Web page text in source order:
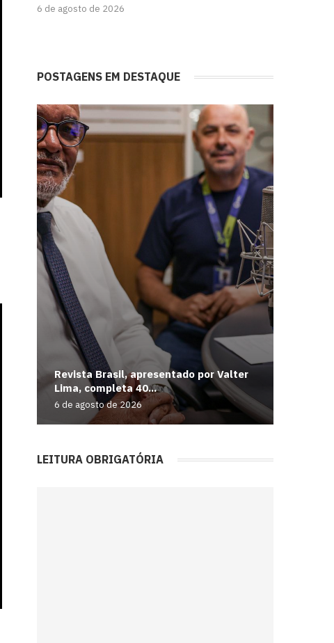
6 de agosto de 2026
POSTAGENS EM DESTAQUE
Revista Brasil, apresentado por Valter
Lima, completa 40...
6 de agosto de 2026
LEITURA OBRIGATÓRIA